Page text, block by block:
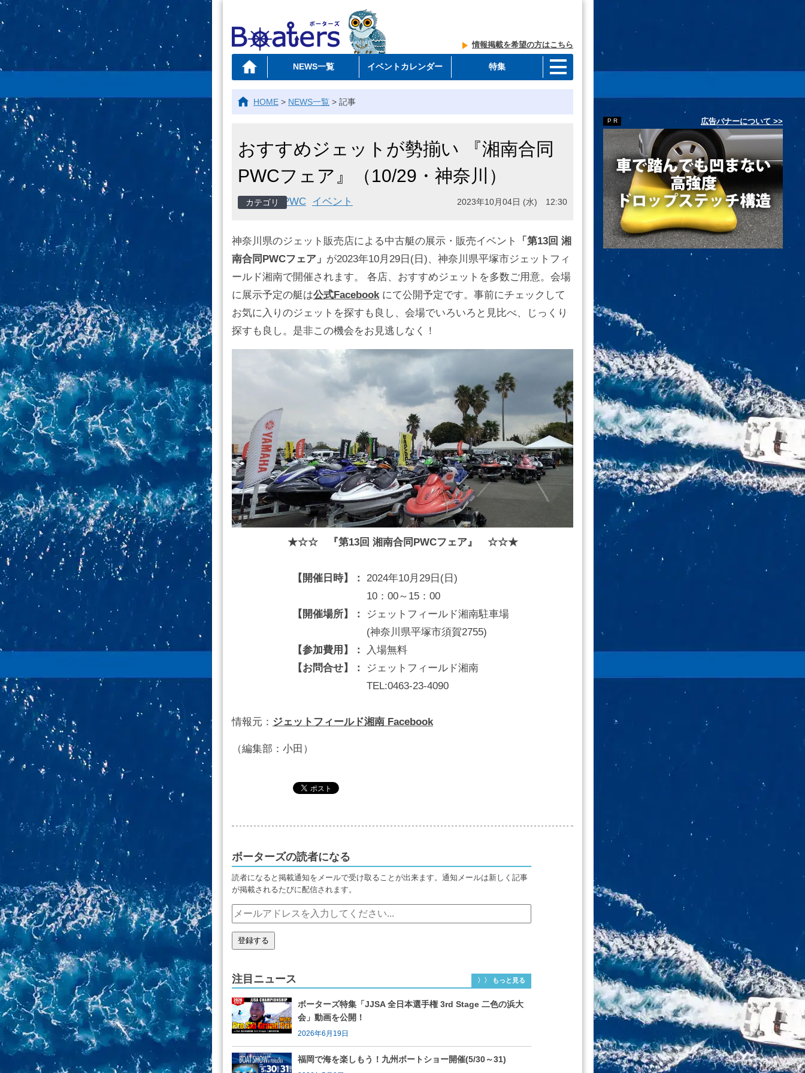
情報掲載を希望の方はこちら
NEWS一覧 イベントカレンダー 特集
広告バナーについて >>
HOME > NEWS一覧 > 記事
おすすめジェットが勢揃い 『湘南合同
PWCフェア』（10/29・神奈川）
PWC イベント 2023年10月04日 (水) 12:30
神奈川県のジェット販売店による中古艇の展示・販売イベント
「第13回 湘
南合同PWCフェア」 が2023年10月29日(日)、神奈川県平塚市ジェットフィ
ールド湘南で開催されます。 各店、おすすめジェットを多数ご用意。会場
に展示予定の艇は公式Facebookにて公開予定です。事前にチェックして
お気に入りのジェットを探すも良し、会場でいろいろと見比べ、じっくり
探すも良し。是非この機会をお見逃しなく！
★☆☆ 『第13回 湘南合同PWCフェア』 ☆☆★
【開催日時】： 2024年10月29日(日)
10：00～15：00
【開催場所】：
ジェットフィールド湘南駐車場
(神奈川県平塚市須賀2755)
【参加費用】：
入場無料
【お問合せ】：
ジェットフィールド湘南
TEL:0463-23-4090
情報元： ジェットフィールド湘南 Facebook
（編集部：小田）
ボーターズの読者になる
読者になると掲載通知をメールで受け取ることが出来ます。通知メールは新しく記事
が掲載されるたびに配信されます。
注目ニュース 〉〉 もっと見る
ボーターズ特集「JJSA 全日本選手権 3rd Stage 二色の浜大
会」動画を公開！
2026年6月19日
福岡で海を楽しもう！九州ボートショー開催(5/30～31)